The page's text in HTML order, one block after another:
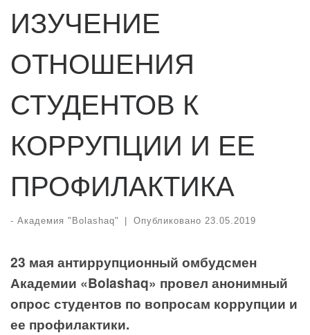
ИЗУЧЕНИЕ
ОТНОШЕНИЯ
СТУДЕНТОВ К
КОРРУПЦИИ И ЕЕ
ПРОФИЛАКТИКА
- Академия "Bolashaq" Опубликовано 23.05.2019
23 мая антиррупционный омбудсмен
Академии «Bolashaq» провел анонимный
опрос студентов по вопросам коррупции и
ее профилактики.